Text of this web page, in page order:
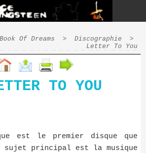
Book Of Dreams > Discographie
>
Letter To You
TO YOU
est le premier disque que
principal est la musique